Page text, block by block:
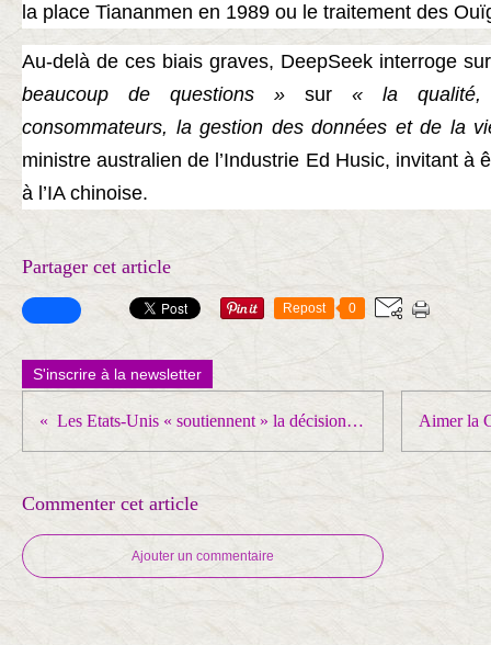
la place Tiananmen en 1989 ou le traitement des
Au-delà de ces biais graves, DeepSeek interroge
beaucoup de questions »
sur
« la qualité,
consommateurs, la gestion des données et de la
ministre australien de l’Industrie Ed Husic, invitant à
à l’IA chinoise.
Partager cet article
Repost 0
S'inscrire à la newsletter
Les Etats-Unis « soutiennent » la décision d’Israël de couper tout lien avec l’UNRWA
Commenter cet article
Ajouter un commentaire